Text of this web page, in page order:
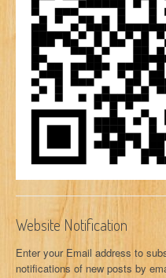
Website Notification
Enter your Email address to
notifications of new posts by